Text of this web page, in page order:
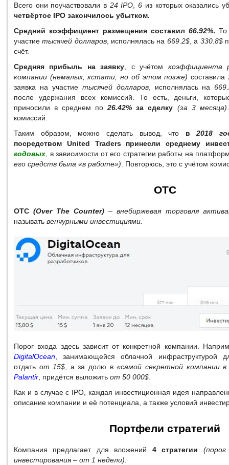
Всего они поучаствовали в 24 IPO ,6 из которых оказались
четвёртое IPO закончилось убытком.
Средний коэффициент размещения составил 66.92%. То
участиетысячей долларов, исполнялась на 669.2$, а 330.8$
счёт.
Средняя прибыль на заявку , с учётом коэффициента
компании (немалых, кстати, но об этом позже) составила
заявка на участие тысячей долларов, исполнялась на
после удержания всех комиссий. То есть, деньги,
приносили в среднем по26.42% за сделку (за 3 месяца)
комиссий.
Таким образом, можно сделать вывод, что в2018
посредством United Traders принесли среднему
годовых , в зависимости от его стратегии работы на
его средств была «в работе») . Повторюсь, это с учётом
OTC
OTC(Over The Counter) – внебиржевая торговля
называть венчурными инвестициями.
Порог входа здесь зависит от конкретной компании.
DigitalOcean , занимающейся облачной инфраструктурой
отдать от 15$ , а за долю в«самой секретной компании
Palantir , придётся выложить от 50 000$
Как и в случае с IPO, каждая инвестиционная идея
описание компании и её потенциала, а также условий
Портфели стратегий
Компания предлагает для вложений 4 стратегии
инвестирования – от 1 недели):